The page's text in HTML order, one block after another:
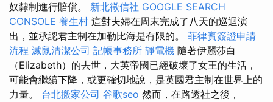
奴隸制進行賠償。 新北徵信社 GOOGLE SEARCH
CONSOLE 養生村 這對夫婦在周末完成了八天的巡迴演
出，並承認君主制在加勒比海是有限的。 菲律賓簽證申請
流程 滅鼠清潔公司 記帳事務所 靜電機 隨著伊麗莎白
（Elizabeth）的去世，大英帝國已經破壞了女王的生活，
可能會繼續下降，或更確切地說，是英國君主制在世界上的
力量。 台北搬家公司 谷歌seo 然而，在路透社之後，